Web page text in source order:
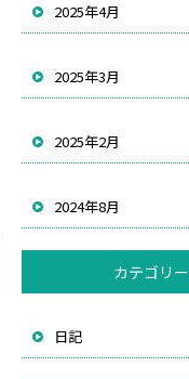
2025年4月
2025年3月
2025年2月
2024年8月
カテゴリー
日記